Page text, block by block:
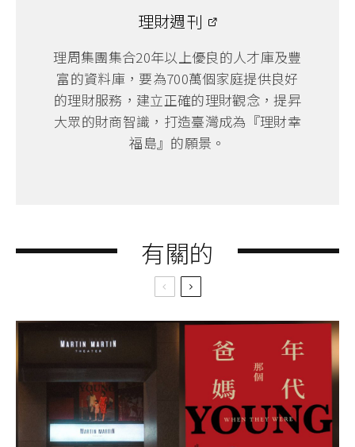
理財週刊
理周集團集合20年以上優良的人才庫及豐
富的資料庫，要為700萬個家庭提供良好
的理財服務，建立正確的理財觀念，提昇
大眾的財商智識，打造臺灣成為『理財幸
福島』的願景。
有關的